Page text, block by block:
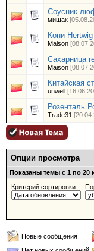
Соусник
мишак
Кони Hertwig
Maison
Сахарница
Maison
Китайская
unwell
Розенталь
Trade31
Опции просмотра
Показаны темы с 1 по 20
Критерий сортировки
Новые сообщения